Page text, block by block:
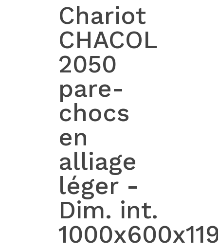
Chariot
CHACOL
2050
pare-
chocs
en
alliage
léger -
Dim. int.